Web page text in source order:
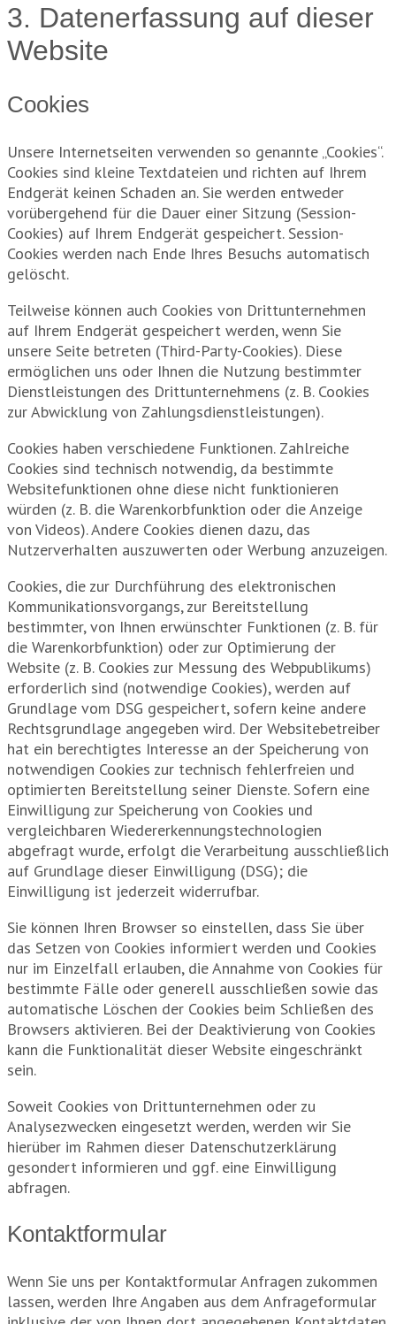
3. Datenerfassung auf dieser
Website
Cookies
Unsere Internetseiten verwenden so genannte „Cookies“.
Cookies sind kleine Textdateien und richten auf Ihrem
Endgerät keinen Schaden an. Sie werden entweder
vorübergehend für die Dauer einer Sitzung (Session-
Cookies) auf Ihrem Endgerät gespeichert. Session-
Cookies werden nach Ende Ihres Besuchs automatisch
gelöscht.
Teilweise können auch Cookies von Drittunternehmen
auf Ihrem Endgerät gespeichert werden, wenn Sie
unsere Seite betreten (Third-Party-Cookies). Diese
ermöglichen uns oder Ihnen die Nutzung bestimmter
Dienstleistungen des Drittunternehmens (z. B. Cookies
zur Abwicklung von Zahlungsdienstleistungen).
Cookies haben verschiedene Funktionen. Zahlreiche
Cookies sind technisch notwendig, da bestimmte
Websitefunktionen ohne diese nicht funktionieren
würden (z. B. die Warenkorbfunktion oder die Anzeige
von Videos). Andere Cookies dienen dazu, das
Nutzerverhalten auszuwerten oder Werbung anzuzeigen.
Cookies, die zur Durchführung des elektronischen
Kommunikationsvorgangs, zur Bereitstellung
bestimmter, von Ihnen erwünschter Funktionen (z. B. für
die Warenkorbfunktion) oder zur Optimierung der
Website (z. B. Cookies zur Messung des Webpublikums)
erforderlich sind (notwendige Cookies), werden auf
Grundlage vom DSG gespeichert, sofern keine andere
Rechtsgrundlage angegeben wird. Der Websitebetreiber
hat ein berechtigtes Interesse an der Speicherung von
notwendigen Cookies zur technisch fehlerfreien und
optimierten Bereitstellung seiner Dienste. Sofern eine
Einwilligung zur Speicherung von Cookies und
vergleichbaren Wiedererkennungstechnologien
abgefragt wurde, erfolgt die Verarbeitung ausschließlich
auf Grundlage dieser Einwilligung (DSG); die
Einwilligung ist jederzeit widerrufbar.
Sie können Ihren Browser so einstellen, dass Sie über
das Setzen von Cookies informiert werden und Cookies
nur im Einzelfall erlauben, die Annahme von Cookies für
bestimmte Fälle oder generell ausschließen sowie das
automatische Löschen der Cookies beim Schließen des
Browsers aktivieren. Bei der Deaktivierung von Cookies
kann die Funktionalität dieser Website eingeschränkt
sein.
Soweit Cookies von Drittunternehmen oder zu
Analysezwecken eingesetzt werden, werden wir Sie
hierüber im Rahmen dieser Datenschutzerklärung
gesondert informieren und ggf. eine Einwilligung
abfragen.
Kontaktformular
Wenn Sie uns per Kontaktformular Anfragen zukommen
lassen, werden Ihre Angaben aus dem Anfrageformular